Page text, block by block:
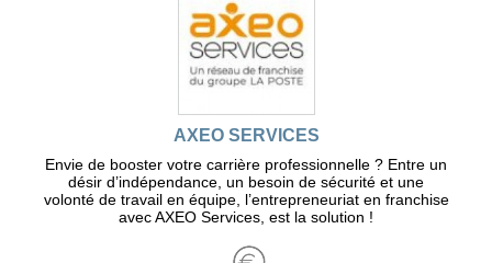
AXEO SERVICES
Envie de booster votre carrière professionnelle ? Entre un
désir d’indépendance, un besoin de sécurité et une
volonté de travail en équipe, l’entrepreneuriat en franchise
avec AXEO Services, est la solution !